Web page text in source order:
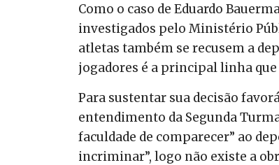
Como o caso de Eduardo
investigados pelo Ministério
atletas também se recusem a
jogadores é a principal linha
Para sustentar sua decisão
entendimento da Segunda
faculdade de comparecer” ao
incriminar”, logo não existe a